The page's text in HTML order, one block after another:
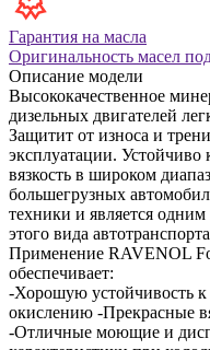
Гарантия на масла
Оригинальность масел
Описание модели
Высококачественное
дизельных двигателей
Защитит от износа и
эксплуатации.
вязкость в широком
большегрузных
техники и является
этого вида
Применение RAVENOL
обеспечивает:
-Хорошую устойчивость к
окислению -Прекрасные
-Отличные моющие и